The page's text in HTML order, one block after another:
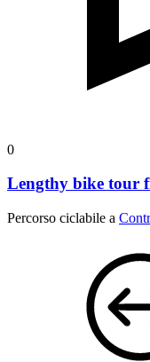
0
Lengthy bike tour
Percorso ciclabile a